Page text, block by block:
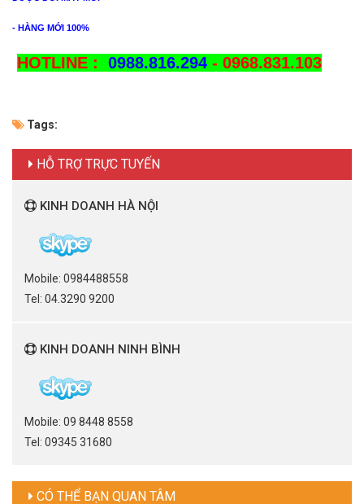
- HÀNG MỚI 100%
HOTLINE : 0988.816.294 - 0968.831.103
Tags:
HỖ TRỢ TRỰC TUYẾN
KINH DOANH HÀ NỘI
Mobile: 0984488558
Tel: 04.3290 9200
KINH DOANH NINH BÌNH
Mobile: 09 8448 8558
Tel: 09345 31680
CÓ THỂ BẠN QUAN TÂM